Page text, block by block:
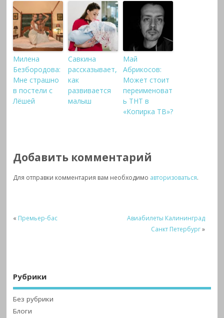
Милена
Безбородова:
Мне страшно
в постели с
Лёшей
Савкина
рассказывает,
как
развивается
малыш
Май
Абрикосов:
Может стоит
переименоват
ь ТНТ в
«Копирка ТВ»?
Добавить комментарий
Для отправки комментария вам необходимо авторизоваться.
« Премьер-бас
Авиабилеты Калининград
Санкт Петербург»
Рубрики
Без рубрики
Блоги